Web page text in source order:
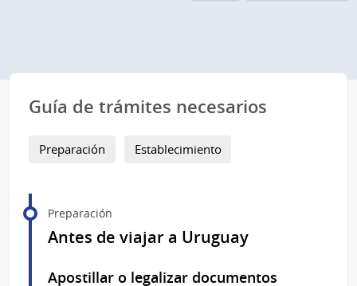
Guía de trámites necesarios
Preparación Establecimiento
Preparación
Antes de viajar a Uruguay
Apostillar o legalizar documentos